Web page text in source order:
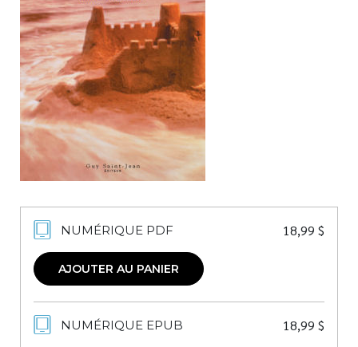
Nouveautés
Numérique
Livres audio
Meilleurs vendeurs
Page vedette
AUTEURS
CONTACT
NUMÉRIQUE PDF 18,99 $
AJOUTER AU PANIER
NUMÉRIQUE EPUB 18,99 $